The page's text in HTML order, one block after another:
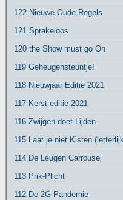
122 Nieuwe Oude Regels
121 Sprakeloos
120 the Show must go On
119 Geheugensteuntje!
118 Nieuwjaar Editie 2021
117 Kerst editie 2021
116 Zwijgen doet Lijden
115 Laat je niet Kisten
114 De Leugen Carrousel
113 Prik-Plicht
112 De 2G Pandemie